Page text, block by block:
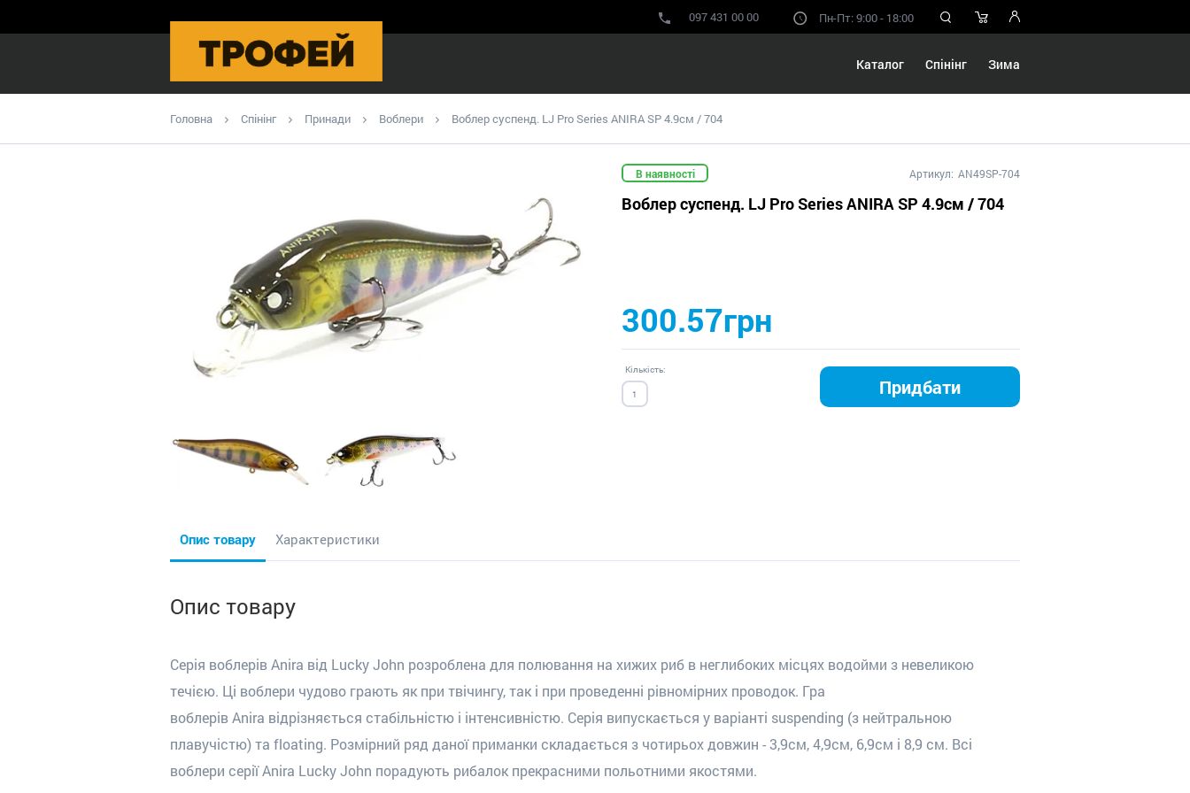
097 431 00 00 Пн-Пт: 9:00 - 18:00
Каталог Спінінг Зима
Головна Спінінг Принади Воблери Воблер суспенд. LJ Pro Series ANIRA SP 4.9см / 704
В наявності Артикул: AN49SP-704
Воблер суспенд. LJ Pro Series ANIRA SP 4.9см / 704
300.57грн
Кількість:
Придбати
Опис товару Характеристики
Опис товару
Серія воблерів Anira від Lucky John розроблена для полювання на хижих риб в неглибоких місцях водойми з невеликою
течією. Ці воблери чудово грають як при твічингу, так і при проведенні рівномірних проводок. Гра
воблерівAnira відрізняється стабільністю і інтенсивністю. Серія випускається у варіанті suspending (з нейтральною
плавучістю) та floating. Розмірний ряд даної приманки складається з чотирьох довжин - 3,9см, 4,9см, 6,9см і 8,9 см. Всі
воблери серіїAnira LuckyJohn порадують рибалок прекрасними польотними якостями.